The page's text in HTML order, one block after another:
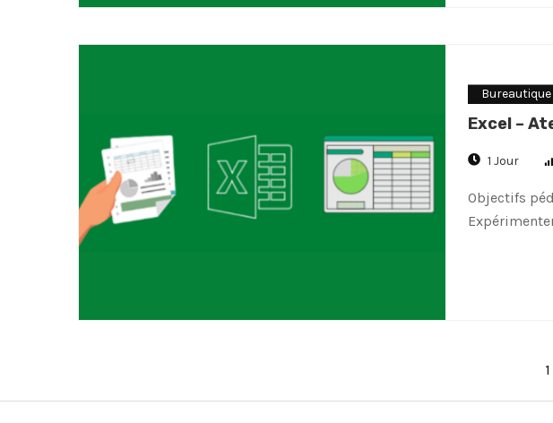
Bureautique
Excel –
1 Jour
Objectifs
1